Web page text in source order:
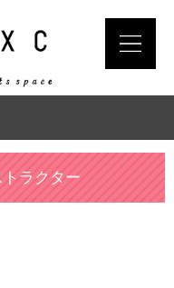
ラクター